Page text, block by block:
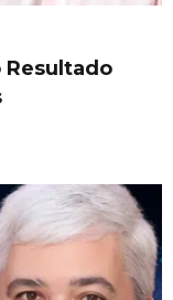
Resultado